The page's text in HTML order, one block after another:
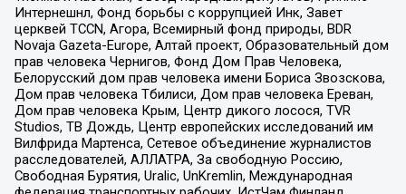
Интернешнл, Фонд борьбы с коррупцией Инк, Завет
церквей TCCN, Агора, Всемирный фонд природы, BDR
Novaja Gazeta-Europe, Алтай проект, Образовательный дом
прав человека Чернигов, Фонд Дом Прав Человека,
Белорусский дом прав человека имени Бориса Звозскова,
Дом прав человека Тбилиси, Дом прав человека Ереван,
Дом прав человека Крым, Центр дикого лосося, TVR
Studios, ТВ Дождь, Центр европейских исследований им
Вилфрида Мартенса, Сетевое объединение журналистов
расследователей, АЛЛАТРА, За свободную Россию,
Свободная Бурятия, Uralic, UnKremlin, Международная